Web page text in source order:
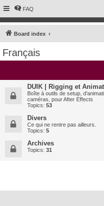
FAQ
Board index
Français
DUIK | Rigging et
Boîte à outils de setup,
caméras, pour After Effects
Topics: 53
Divers
Ce qui ne rentre pas ailleurs.
Topics: 5
Archives
Topics: 31